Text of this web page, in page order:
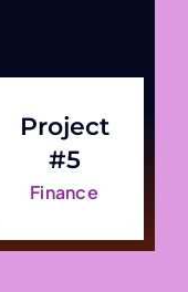
Project
#5
Finance